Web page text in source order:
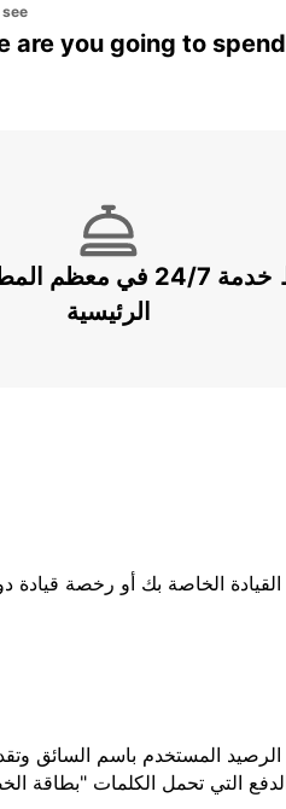
are you going to
خدمة 24/7 في معظم
الرئيسية
الخاصة بك أو رخصة
التي تحمل الكلمات "بطاقة